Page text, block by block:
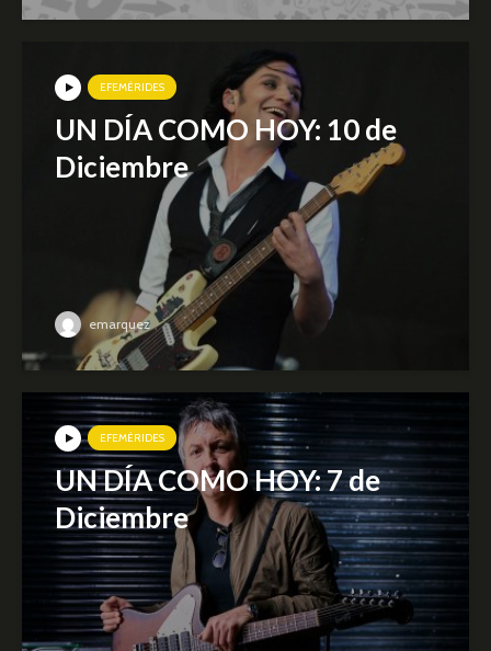
EFEMÉRIDES
UN DÍA COMO HOY: 10 de
Diciembre
emarquez
EFEMÉRIDES
UN DÍA COMO HOY: 7 de
Diciembre